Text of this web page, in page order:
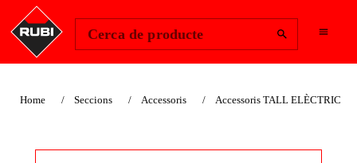
Cerca de producte
Home Seccions Accessoris Accessoris TALL ELÈCTRIC